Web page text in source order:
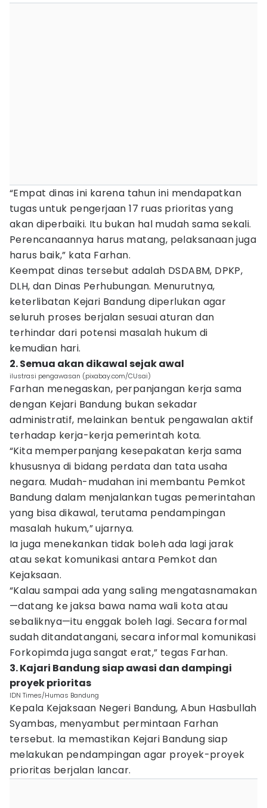
“Empat dinas ini karena tahun ini mendapatkan
tugas untuk pengerjaan 17 ruas prioritas yang
akan diperbaiki. Itu bukan hal mudah sama sekali.
Perencanaannya harus matang, pelaksanaan juga
harus baik,” kata Farhan.
Keempat dinas tersebut adalah DSDABM, DPKP,
DLH, dan Dinas Perhubungan. Menurutnya,
keterlibatan Kejari Bandung diperlukan agar
seluruh proses berjalan sesuai aturan dan
terhindar dari potensi masalah hukum di
kemudian hari.
2. Semua akan dikawal sejak awal
ilustrasi pengawasan (pixabay.com/CUsai)
Farhan menegaskan, perpanjangan kerja sama
dengan Kejari Bandung bukan sekadar
administratif, melainkan bentuk pengawalan aktif
terhadap kerja-kerja pemerintah kota.
“Kita memperpanjang kesepakatan kerja sama
khususnya di bidang perdata dan tata usaha
negara. Mudah-mudahan ini membantu Pemkot
Bandung dalam menjalankan tugas pemerintahan
yang bisa dikawal, terutama pendampingan
masalah hukum,” ujarnya.
Ia juga menekankan tidak boleh ada lagi jarak
atau sekat komunikasi antara Pemkot dan
Kejaksaan.
“Kalau sampai ada yang saling mengatasnamakan
—datang ke jaksa bawa nama wali kota atau
sebaliknya—itu enggak boleh lagi. Secara formal
sudah ditandatangani, secara informal komunikasi
Forkopimda juga sangat erat,” tegas Farhan.
3. Kajari Bandung siap awasi dan dampingi
proyek prioritas
IDN Times/Humas Bandung
Kepala Kejaksaan Negeri Bandung, Abun Hasbullah
Syambas, menyambut permintaan Farhan
tersebut. Ia memastikan Kejari Bandung siap
melakukan pendampingan agar proyek-proyek
prioritas berjalan lancar.